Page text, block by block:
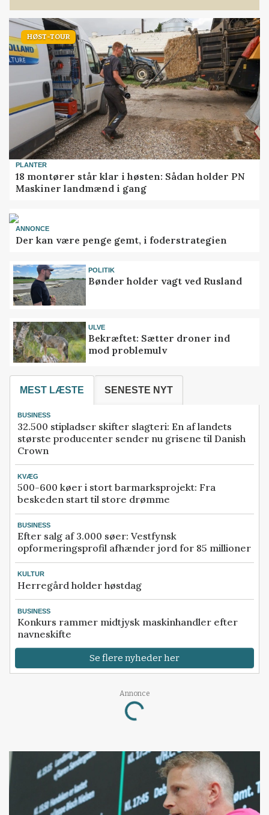
HØST-TOUR
PLANTER
18 montører står klar i høsten: Sådan holder PN
Maskiner landmænd i gang
ANNONCE
Der kan være penge gemt, i foderstrategien
POLITIK
Bønder holder vagt ved Rusland
ULVE
Bekræftet: Sætter droner ind
mod problemulv
MEST LÆSTE SENESTE NYT
BUSINESS
32.500 stipladser skifter slagteri: En af landets
største producenter sender nu grisene til Danish
Crown
KVÆG
500-600 køer i stort barmarksprojekt: Fra
beskeden start til store drømme
BUSINESS
Efter salg af 3.000 søer: Vestfynsk
opformeringsprofil afhænder jord for 85 millioner
KULTUR
Herregård holder høstdag
BUSINESS
Konkurs rammer midtjysk maskinhandler efter
navneskifte
Se flere nyheder her
Annonce
Loading...